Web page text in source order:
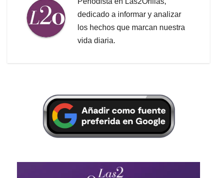
dedicado a informar y analizar
los hechos que marcan nuestra
vida diaria.